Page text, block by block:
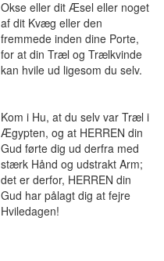
Okse eller dit Æsel eller noget
af dit Kvæg eller den
fremmede inden dine Porte,
for at din Træl og Trælkvinde
kan hvile ud ligesom du selv.
Kom i Hu, at du selv var Træl i
Ægypten, og at HERREN din
Gud førte dig ud derfra med
stærk Hånd og udstrakt Arm;
det er derfor, HERREN din
Gud har pålagt dig at fejre
Hviledagen!